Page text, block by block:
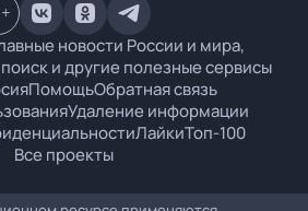
новости России и мира,
и другие полезные сервисы
ПомощьОбратная связь
Удаление информации
ЛайкиТоп-100
Все проекты
+